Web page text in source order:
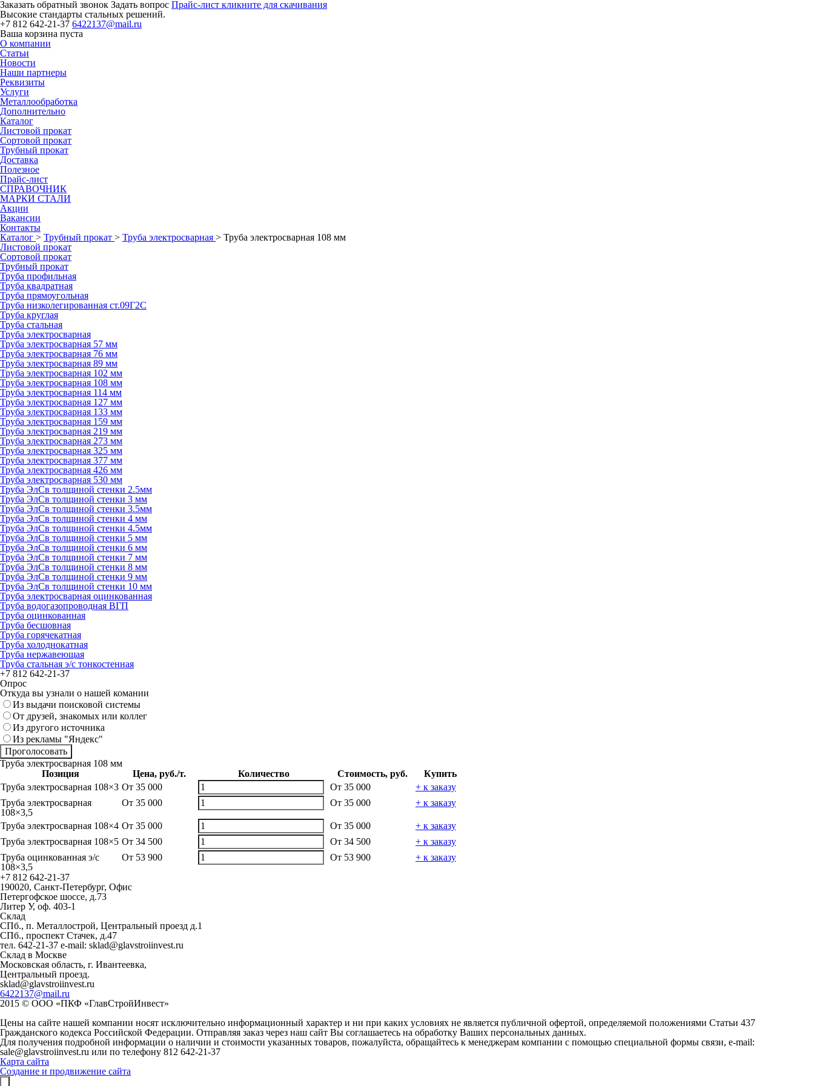
Заказать обратный звонок Задать вопрос Прайс-лист кликните для скачивания
Высокие стандарты стальных решений.
+7 812 642-21-37 6422137@mail.ru
Ваша корзина пуста
О компании
Статьи
Новости
Наши партнеры
Реквизиты
Услуги
Металлообработка
Дополнительно
Каталог
Листовой прокат
Сортовой прокат
Трубный прокат
Доставка
Полезное
Прайс-лист
СПРАВОЧНИК
МАРКИ СТАЛИ
Акции
Вакансии
Контакты
Каталог > Трубный прокат > Труба электросварная > Труба электросварная 108 мм
Листовой прокат
Сортовой прокат
Трубный прокат
Труба профильная
Труба квадратная
Труба прямоугольная
Труба низколегированная ст.09Г2С
Труба круглая
Труба стальная
Труба электросварная
Труба электросварная 57 мм
Труба электросварная 76 мм
Труба электросварная 89 мм
Труба электросварная 102 мм
Труба электросварная 108 мм
Труба электросварная 114 мм
Труба электросварная 127 мм
Труба электросварная 133 мм
Труба электросварная 159 мм
Труба электросварная 219 мм
Труба электросварная 273 мм
Труба электросварная 325 мм
Труба электросварная 377 мм
Труба электросварная 426 мм
Труба электросварная 530 мм
Труба ЭлСв толщиной стенки 2.5мм
Труба ЭлСв толщиной стенки 3 мм
Труба ЭлСв толщиной стенки 3.5мм
Труба ЭлСв толщиной стенки 4 мм
Труба ЭлСв толщиной стенки 4.5мм
Труба ЭлСв толщиной стенки 5 мм
Труба ЭлСв толщиной стенки 6 мм
Труба ЭлСв толщиной стенки 7 мм
Труба ЭлСв толщиной стенки 8 мм
Труба ЭлСв толщиной стенки 9 мм
Труба ЭлСв толщиной стенки 10 мм
Труба электросварная оцинкованная
Труба водогазопроводная ВГП
Труба оцинкованная
Труба бесшовная
Труба горячекатная
Труба холоднокатная
Труба нержавеющая
Труба стальная э/с тонкостенная
+7 812 642-21-37
Опрос
Откуда вы узнали о нашей комании
Из выдачи поисковой системы
От друзей, знакомых или коллег
Из другого источника
Из рекламы "Яндекс"
Труба электросварная 108 мм
Позиция
Цена, руб./т. Количество Стоимость, руб.
Купить
Труба электросварная 108×3 От 35 000 От 35 000
+ к заказу
Труба электросварная
108×3,5
От 35 000 От 35 000 + к заказу
Труба электросварная 108×4 От 35 000 От 35 000
+ к заказу
Труба электросварная 108×5 От 34 500 От 34 500
+ к заказу
Труба оцинкованная э/с
108×3,5
От 53 900 От 53 900
+ к заказу
+7 812 642-21-37
190020, Санкт-Петербург, Офис
Петергофское шоссе, д.73
Литер У, оф. 403-1
Склад
СПб., п. Металлострой, Центральный проезд д.1
СПб., проспект Стачек, д.47
тел. 642-21-37 e-mail: sklad@glavstroiinvest.ru
Склад в Москве
Московская область, г. Ивантеевка,
Центральный проезд.
sklad@glavstroiinvest.ru
6422137@mail.ru
2015 © ООО «ПКФ «ГлавСтройИнвест»
Цены на сайте нашей компании носят исключительно информационный характер и ни при каких условиях не является публичной офертой, определяемой положениями Статьи 437
Гражданского кодекса Российской Федерации. Отправляя заказ через наш сайт Вы соглашаетесь на обработку Ваших персональных данных.
Для получения подробной информации о наличии и стоимости указанных товаров, пожалуйста, обращайтесь к менеджерам компании с помощью специальной формы связи, e-mail:
sale@glavstroiinvest.ru или по телефону 812 642-21-37
Карта сайта
Создание и продвижение сайта